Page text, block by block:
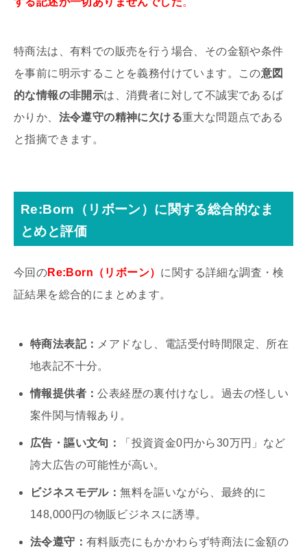
特商法は、有料での販売を行う場合、その金額や条件
を事前に明示することを義務付けています。この意図
的な情報の非開示は、消費者に対して不誠実であるば
かりか、 法令遵守の精神に欠ける重大な問題点である
と指摘できます。
Re:Born（リボーン）に関する総合的なま
とめと評価
今回のRe:Born（リボーン） に関する詳細な調査・検
証結果を総合的にまとめます。
特商法表記： メアドなし、電話受付時間限定、所在
地表記不十分。
情報提供者：公表経歴の裏付けなし。過去の怪しい
案件関与情報あり。
広告・謳い文句：
「投資資金0円から30万円」など
誇大広告の可能性が高い。
ビジネスモデル：無料を謳いながら、最終的に
148,000円の物販ビジネスに誘導。
法令遵守： 有料販売にもかかわらず特商法に金額の